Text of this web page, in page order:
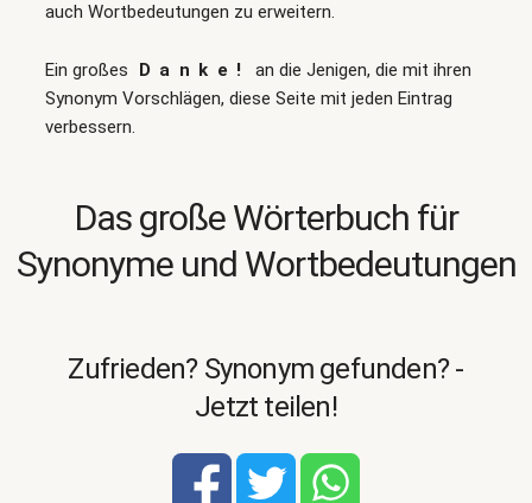
auch Wortbedeutungen zu erweitern.
Ein großes Danke!
an die Jenigen, die mit ihren
Synonym Vorschlägen, diese Seite mit jeden Eintrag
verbessern.
Das große Wörterbuch für
Synonyme und Wortbedeutungen
Zufrieden? Synonym gefunden? -
Jetzt teilen!